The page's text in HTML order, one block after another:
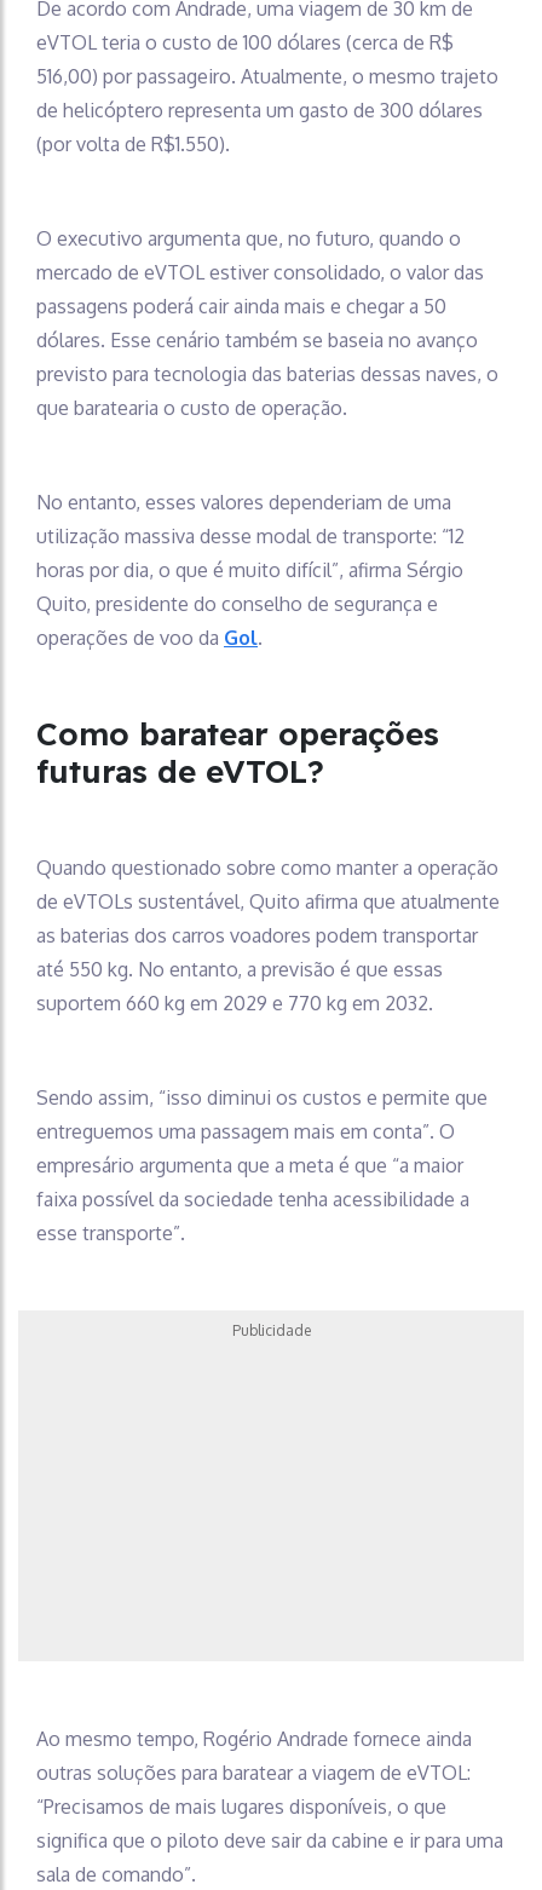
De acordo com Andrade, uma viagem de 30 km de
eVTOL teria o custo de 100 dólares (cerca de R$
516,00) por passageiro. Atualmente, o mesmo trajeto
de helicóptero representa um gasto de 300 dólares
(por volta de R$1.550).
O executivo argumenta que, no futuro, quando o
mercado de eVTOL estiver consolidado, o valor das
passagens poderá cair ainda mais e chegar a 50
dólares. Esse cenário também se baseia no avanço
previsto para tecnologia das baterias dessas naves, o
que baratearia o custo de operação.
No entanto, esses valores dependeriam de uma
utilização massiva desse modal de transporte: “12
horas por dia, o que é muito difícil”, afirma Sérgio
Quito, presidente do conselho de segurança e
operações de voo da Gol.
Como baratear operações
futuras de eVTOL?
Quando questionado sobre como manter a operação
de eVTOLs sustentável, Quito afirma que atualmente
as baterias dos carros voadores podem transportar
até 550 kg. No entanto, a previsão é que essas
suportem 660 kg em 2029 e 770 kg em 2032.
Sendo assim, “isso diminui os custos e permite que
entreguemos uma passagem mais em conta”. O
empresário argumenta que a meta é que “a maior
faixa possível da sociedade tenha acessibilidade a
esse transporte”.
Publicidade
Ao mesmo tempo, Rogério Andrade fornece ainda
outras soluções para baratear a viagem de eVTOL:
“Precisamos de mais lugares disponíveis, o que
significa que o piloto deve sair da cabine e ir para uma
sala de comando”.